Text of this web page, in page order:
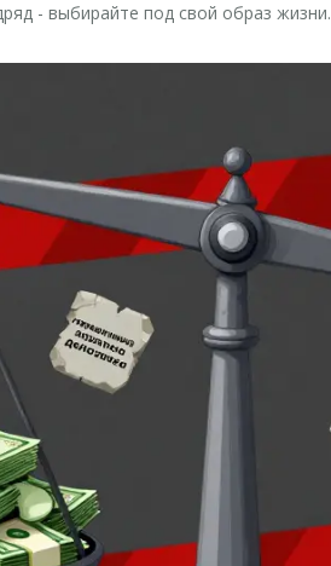
- выбирайте под свой образ жизни.